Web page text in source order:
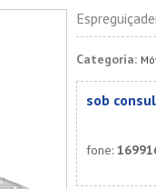
Categoria:
sob
fone: